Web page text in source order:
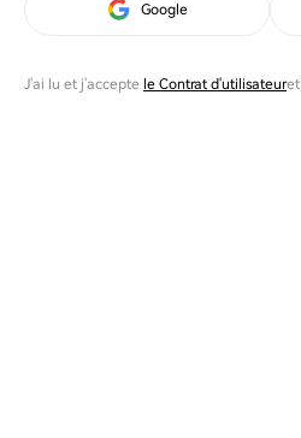
Google
J'ai lu et j'accepte le Contrat d'utilisateuret